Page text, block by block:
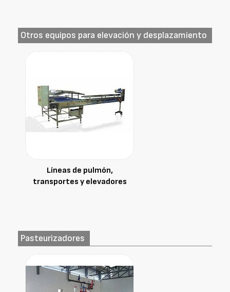
Otros equipos para elevación y desplazamiento
Líneas de pulmón,
transportes y elevadores
Pasteurizadores